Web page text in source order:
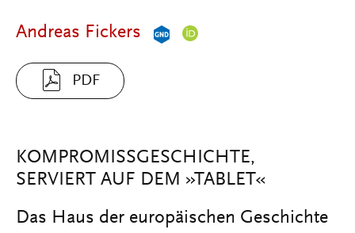
Andreas Fickers
PDF
KOMPROMISSGESCHICHTE,
SERVIERT AUF DEM »TABLET«
Das Haus der europäischen Geschichte